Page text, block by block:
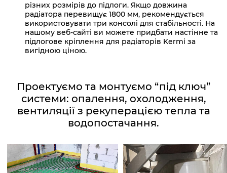
різних розмірів до підлоги. Якщо довжина
радіатора перевищує 1800 мм, рекомендується
використовувати три консолі для стабільності. На
нашому веб-сайті ви можете придбати настінне та
підлогове кріплення для радіаторів Kermi за
вигідною ціною.
Проектуємо та монтуємо “під ключ”
системи: опалення, охолодження,
вентиляції з рекуперацією тепла та
водопостачання.